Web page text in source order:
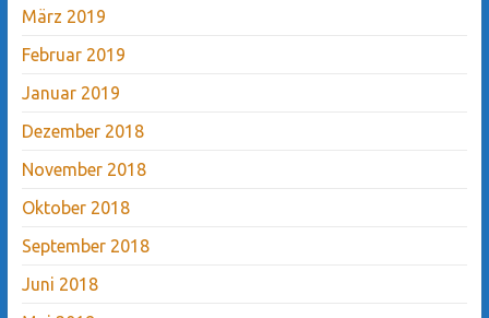
März 2019
Februar 2019
Januar 2019
Dezember 2018
November 2018
Oktober 2018
September 2018
Juni 2018